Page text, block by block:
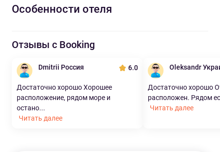
Особенности отеля
Отзывы с Booking
Dmitrii Россия 6.0
Достаточно хорошо Хорошее
расположение, рядом море и
остано...
Читать далее
Oleksandr
Достаточно хорошо
расположен. Рядом
Читать далее